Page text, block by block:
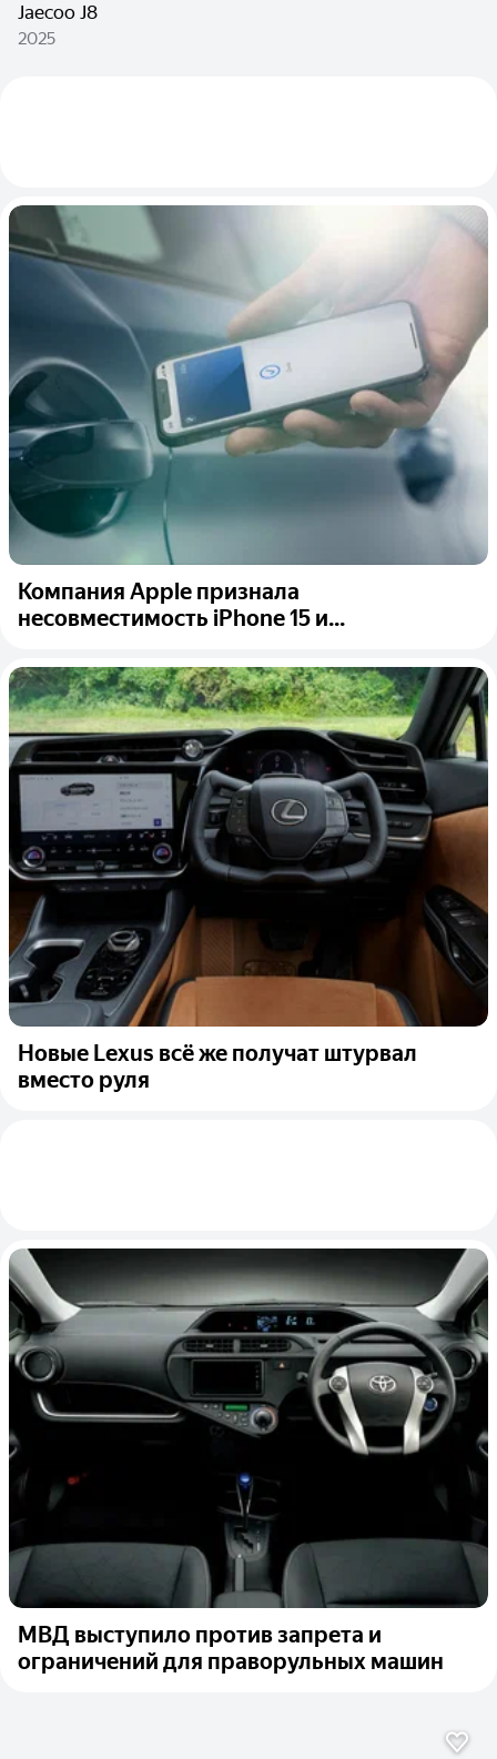
Jaecoo J8
2025
Компания Apple признала
несовместимость iPhone 15 и...
Новые Lexus всё же получат штурвал
вместо руля
МВД выступило против запрета и
ограничений для праворульных машин